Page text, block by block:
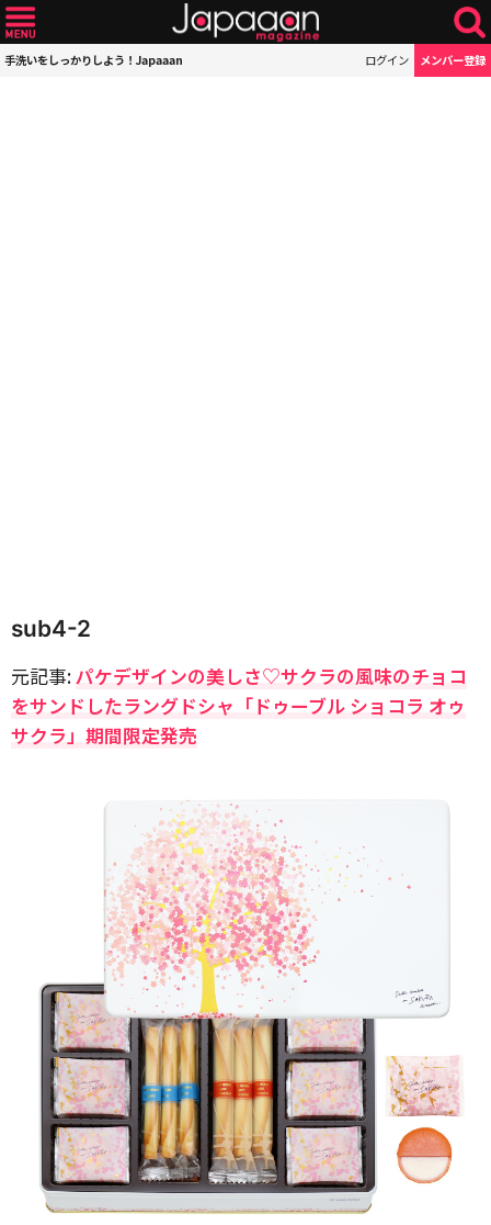
手洗いをしっかりしよう！Japaaan ログイン メンバー登録
sub4-2
元記事:パケデザインの美しさ♡サクラの風味のチョコ
をサンドしたラングドシャ「ドゥーブル ショコラ オゥ
サクラ」期間限定発売